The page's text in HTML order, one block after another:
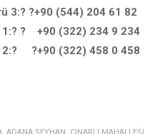
3:? ?+90 (544) 204 61 82
1:? ? +90 (322) 234 9 234
2:? ?+90 (322) 458 0 458